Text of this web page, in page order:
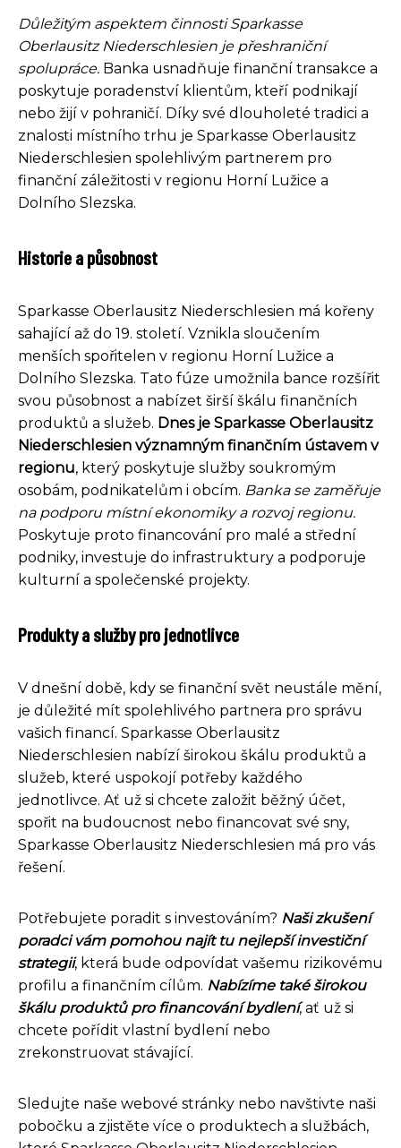
Důležitým aspektem činnosti Sparkasse
Oberlausitz Niederschlesien je přeshraniční
spolupráce. Banka usnadňuje finanční transakce a
poskytuje poradenství klientům, kteří podnikají
nebo žijí v pohraničí. Díky své dlouholeté tradici a
znalosti místního trhu je Sparkasse Oberlausitz
Niederschlesien spolehlivým partnerem pro
finanční záležitosti v regionu Horní Lužice a
Dolního Slezska.
Historie a působnost
Sparkasse Oberlausitz Niederschlesien má kořeny
sahající až do 19. století. Vznikla sloučením
menších spořitelen v regionu Horní Lužice a
Dolního Slezska. Tato fúze umožnila bance rozšířit
svou působnost a nabízet širší škálu finančních
produktů a služeb. Dnes je Sparkasse Oberlausitz
Niederschlesien významným finančním ústavem v
regionu, který poskytuje služby soukromým
osobám, podnikatelům i obcím. Banka se zaměřuje
na podporu místní ekonomiky a rozvoj regionu.
Poskytuje proto financování pro malé a střední
podniky, investuje do infrastruktury a podporuje
kulturní a společenské projekty.
Produkty a služby pro jednotlivce
V dnešní době, kdy se finanční svět neustále mění,
je důležité mít spolehlivého partnera pro správu
vašich financí. Sparkasse Oberlausitz
Niederschlesien nabízí širokou škálu produktů a
služeb, které uspokojí potřeby každého
jednotlivce. Ať už si chcete založit běžný účet,
spořit na budoucnost nebo financovat své sny,
Sparkasse Oberlausitz Niederschlesien má pro vás
řešení.
Potřebujete poradit s investováním? Naši zkušení
poradci vám pomohou najít tu nejlepší investiční
strategii, která bude odpovídat vašemu rizikovému
profilu a finančním cílům. Nabízíme také širokou
škálu produktů pro financování bydlení, ať už si
chcete pořídit vlastní bydlení nebo
zrekonstruovat stávající.
Sledujte naše webové stránky nebo navštivte naši
pobočku a zjistěte více o produktech a službách,